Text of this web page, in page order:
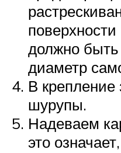
должно
диаметр
В крепление
шурупы.
Надеваем
это